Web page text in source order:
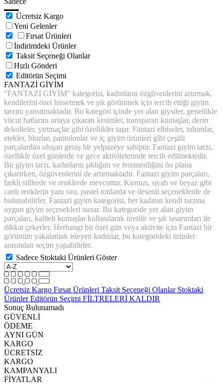
Ücretsiz Kargo
Yeni Gelenler
Fırsat Ürünleri
İndirimdeki Ürünler
Taksit Seçeneği Olanlar
Hızlı Gönderi
Editörün Seçimi
FANTAZİ GİYİM
"FANTAZİ GİYİM" kategorisi, kadınların özgüvenlerini artırmak,
kendilerini özel hissetmek ve şık görünmek için tercih ettiği giyim
tarzını yansıtmaktadır. Bu kategori içinde yer alan giysiler, genellikle
vücut hatlarını ortaya çıkaran kesimler, transparan kumaşlar, derin
dekolteler, yırtmaçlar gibi özellikler taşır. Fantazi elbiseler, tulumlar,
etekler, bluzlar, pantolonlar ve iç giyim ürünleri gibi çeşitli
parçalardan oluşan geniş bir yelpazeye sahiptir. Fantazi giyim tarzı,
özellikle özel günlerde ve gece aktivitelerinde tercih edilmektedir.
Bu giyim tarzı, kadınların şıklığını ve feminenliğini ön plana
çıkarırken, özgüvenlerini de artırmaktadır. Fantazi giyim parçaları,
farklı stillerde ve renklerde mevcuttur. Kırmızı, siyah ve beyaz gibi
canlı renklerin yanı sıra, pastel tonlarda ve desenli seçeneklerde de
bulunabilirler. Fantazi giyim kategorisi, her kadının kendi tarzına
uygun giyim seçenekleri sunar. Bu kategoride yer alan giyim
parçaları, kaliteli kumaşlar kullanılarak üretilir ve şık tasarımları ile
dikkat çekerler. Herhangi bir özel gün veya aktivite için Fantazi bir
görünüm yakalamak isteyen kadınlar, bu kategorideki ürünler
arasından seçim yapabilirler.
Sadece Stoktaki Ürünleri Göster
Ücretsiz Kargo Fırsat Ürünleri Taksit Seçeneği Olanlar Stoktaki
ÜrünlerEditörün Seçimi FİLTRELERİ KALDIR
Sonuç Bulunamadı
GÜVENLİ
ÖDEME
AYNI GÜN
KARGO
ÜCRETSİZ
KARGO
KAMPANYALI
FİYATLAR